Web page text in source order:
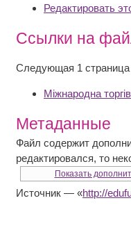
Редактировать
Ссылки на
Следующая 1
Міжнародна
Метаданные
Файл содержит
редактировался, то
Показать
Источник — «http://